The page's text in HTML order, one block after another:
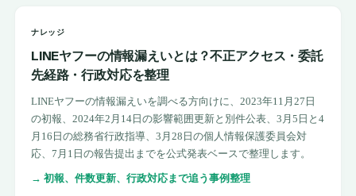
ナレッジ
LINEヤフーの情報漏えいとは？不正アクセス・委託
先経路・行政対応を整理
LINEヤフーの情報漏えいを調べる方向けに、2023年11月27日
の初報、2024年2月14日の影響範囲更新と別件公表、3月5日と4
月16日の総務省行政指導、3月28日の個人情報保護委員会対
応、7月1日の報告提出までを公式発表ベースで整理します。
→ 初報、件数更新、行政対応まで追う事例整理